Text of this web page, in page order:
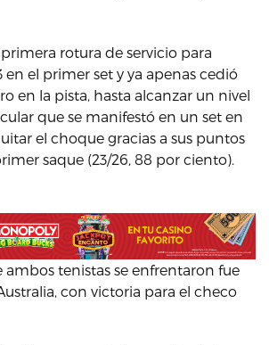
rotura de servicio para
en el primer set y ya apenas cedió
en la pista, hasta alcanzar un nivel
que se manifestó en un set en
el choque gracias a sus puntos
saque (23/26, 88 por ciento).
ambos tenistas se enfrentaron fue
con victoria para el checo